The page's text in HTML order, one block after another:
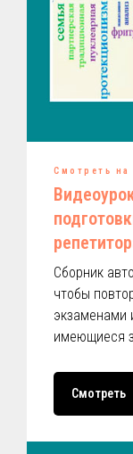
Смотреть на
Сборник
чтобы
экзаменами
имеющиеся
Смотреть